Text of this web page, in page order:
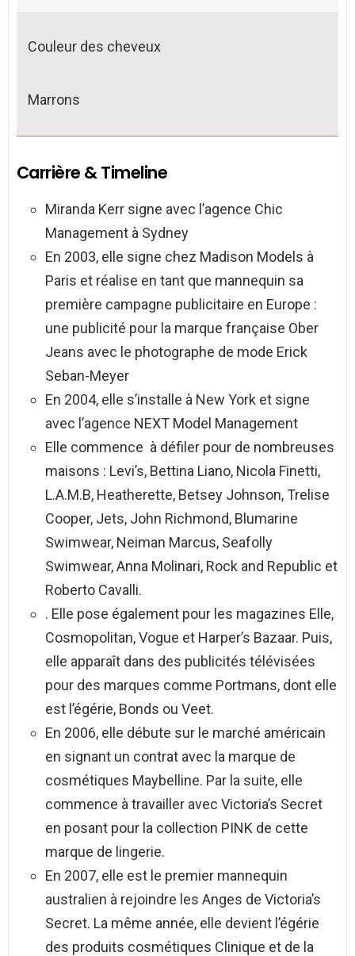
Couleur des cheveux
Marrons
Carrière & Timeline
Miranda Kerr signe avec l’agence Chic
Management à Sydney
En 2003, elle signe chez Madison Models à
Paris et réalise en tant que mannequin sa
première campagne publicitaire en Europe :
une publicité pour la marque française Ober
Jeans avec le photographe de mode Erick
Seban-Meyer
En 2004, elle s’installe à New York et signe
avec l’agence NEXT Model Management
Elle commence à défiler pour de nombreuses
maisons : Levi’s, Bettina Liano, Nicola Finetti,
L.A.M.B, Heatherette, Betsey Johnson, Trelise
Cooper, Jets, John Richmond, Blumarine
Swimwear, Neiman Marcus, Seafolly
Swimwear, Anna Molinari, Rock and Republic et
Roberto Cavalli.
. Elle pose également pour les magazines Elle,
Cosmopolitan, Vogue et Harper’s Bazaar. Puis,
elle apparaît dans des publicités télévisées
pour des marques comme Portmans, dont elle
est l’égérie, Bonds ou Veet.
En 2006, elle débute sur le marché américain
en signant un contrat avec la marque de
cosmétiques Maybelline. Par la suite, elle
commence à travailler avec Victoria’s Secret
en posant pour la collection PINK de cette
marque de lingerie.
En 2007, elle est le premier mannequin
australien à rejoindre les Anges de Victoria’s
Secret. La même année, elle devient l’égérie
des produits cosmétiques Clinique et de la